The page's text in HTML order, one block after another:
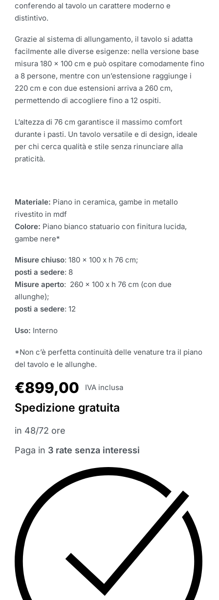
conferendo al tavolo un carattere moderno e
distintivo.
Grazie al sistema di allungamento, il tavolo si adatta
facilmente alle diverse esigenze: nella versione base
misura 180 x 100 cm e può ospitare comodamente fino
a 8 persone, mentre con un’estensione raggiunge i
220 cm e con due estensioni arriva a 260 cm,
permettendo di accogliere fino a 12 ospiti.
L’altezza di 76 cm garantisce il massimo comfort
durante i pasti. Un tavolo versatile e di design, ideale
per chi cerca qualità e stile senza rinunciare alla
praticità.
Materiale: Piano in ceramica, gambe in metallo
rivestito in mdf
Colore: Piano bianco statuario con finitura lucida,
gambe nere*
Misure chiuso: 180 x 100 x h 76 cm;
posti a sedere: 8
Misure aperto: 260 x 100 x h 76 cm (con due
allunghe);
posti a sedere: 12
Uso: Interno
*Non c’è perfetta continuità delle venature tra il piano
del tavolo e le allunghe.
€899,00 IVA inclusa
Spedizione gratuita
in 48/72 ore
Paga in 3 rate senza interessi